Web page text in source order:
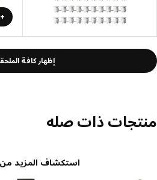
+5
إظهار كافة الملحقات
ذات صله
استكشاف المزيد من